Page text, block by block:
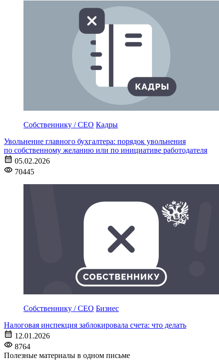
Собственнику / CEO Кадры
Увольнение главного бухгалтера: порядок увольнения
по собственному желанию или по инициативе работодателя
05.02.2026
70445
Собственнику / CEO Бизнес
Налоговая инспекция заблокировала счета: что делать
12.01.2026
8764
Полезные материалы в одном письме